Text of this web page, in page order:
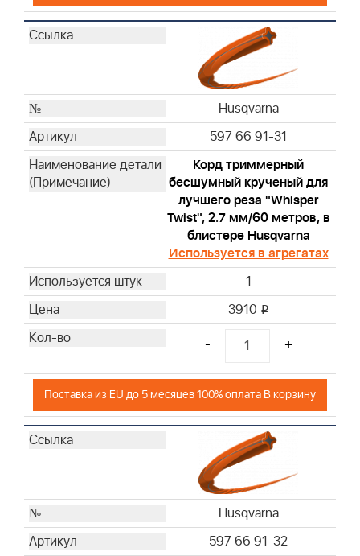
Husqvarna
597 66 91-31
Корд триммерный
бесшумный крученый для
лучшего реза "Whisper
Twist", 2.7 мм/60 метров, в
блистере Husqvarna
Используется в агрегатах
1
3910 i
- +
Поставка из EU до 5 месяцев 100% оплата В корзину
Husqvarna
597 66 91-32